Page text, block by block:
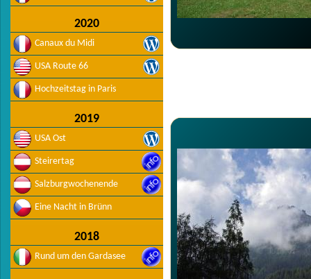
2020
Canaux du Midi
USA Route 66
Hochzeitstag in Paris
2019
USA Ost
Steirertag
Salzburgwochenende
Eine Nacht in Brünn
2018
Rund um den Gardasee